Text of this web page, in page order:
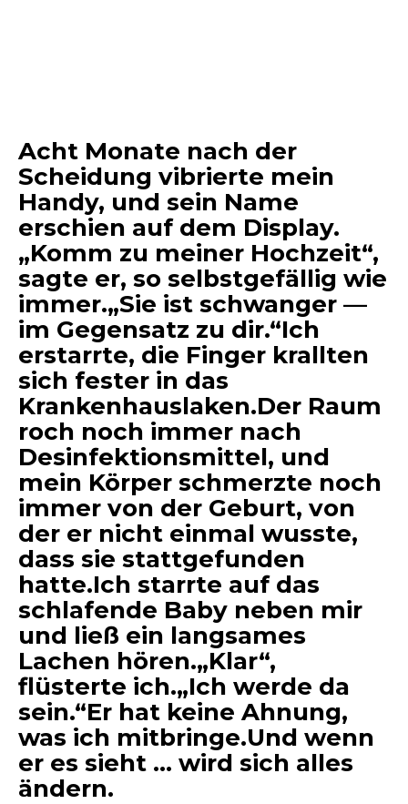
Acht Monate nach der
Scheidung vibrierte mein
Handy, und sein Name
erschien auf dem Display.
„Komm zu meiner Hochzeit“,
sagte er, so selbstgefällig wie
immer.„Sie ist schwanger —
im Gegensatz zu dir.“Ich
erstarrte, die Finger krallten
sich fester in das
Krankenhauslaken.Der Raum
roch noch immer nach
Desinfektionsmittel, und
mein Körper schmerzte noch
immer von der Geburt, von
der er nicht einmal wusste,
dass sie stattgefunden
hatte.Ich starrte auf das
schlafende Baby neben mir
und ließ ein langsames
Lachen hören.„Klar“,
flüsterte ich.„Ich werde da
sein.“Er hat keine Ahnung,
was ich mitbringe.Und wenn
er es sieht … wird sich alles
ändern.